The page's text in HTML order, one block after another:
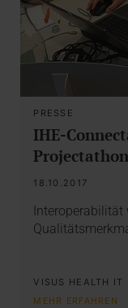
PRESSE
IHE-
18.10.2017
Interoperabilität
VISUS HEALTH IT
MEHR ERFAHREN